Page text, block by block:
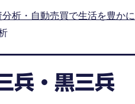
析・自動売買で生活を豊かに
兵・黒三兵